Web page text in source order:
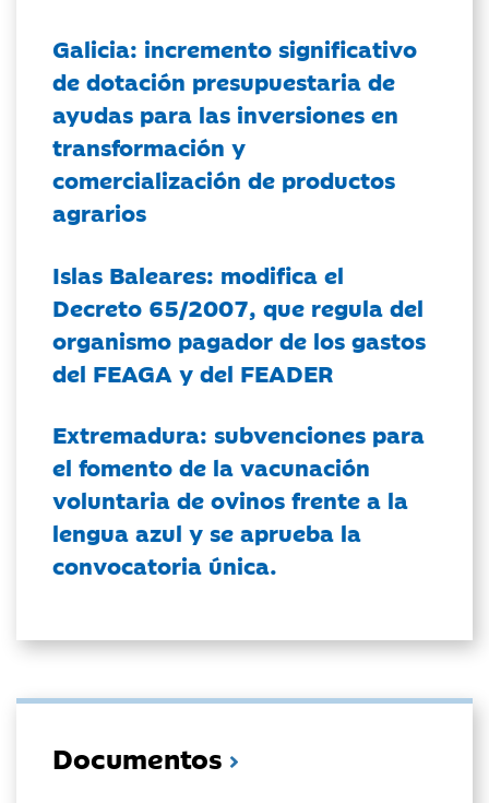
Galicia: incremento significativo
de dotación presupuestaria de
ayudas para las inversiones en
transformación y
comercialización de productos
agrarios
Islas Baleares: modifica el
Decreto 65/2007, que regula del
organismo pagador de los gastos
del FEAGA y del FEADER
Extremadura: subvenciones para
el fomento de la vacunación
voluntaria de ovinos frente a la
lengua azul y se aprueba la
convocatoria única.
Documentos